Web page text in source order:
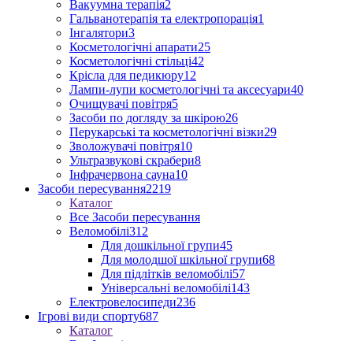
Вакуумна терапія2
Гальванотерапія та електропорація1
Інгалятори3
Косметологічні апарати25
Косметологічні стільці42
Крісла для педикюру12
Лампи-лупи косметологічні та аксесуари40
Очищувачі повітря5
Засоби по догляду за шкірою26
Перукарські та косметологічні візки29
Зволожувачі повітря10
Ультразвукові скрабери8
Інфрачервона сауна10
Засоби пересування2219
Каталог
Все Засоби пересування
Веломобілі312
Для дошкільної групи45
Для молодшої шкільної групи68
Для підлітків веломобілі57
Універсальні веломобілі143
Електровелосипеди236
Ігрові види спорту687
Каталог